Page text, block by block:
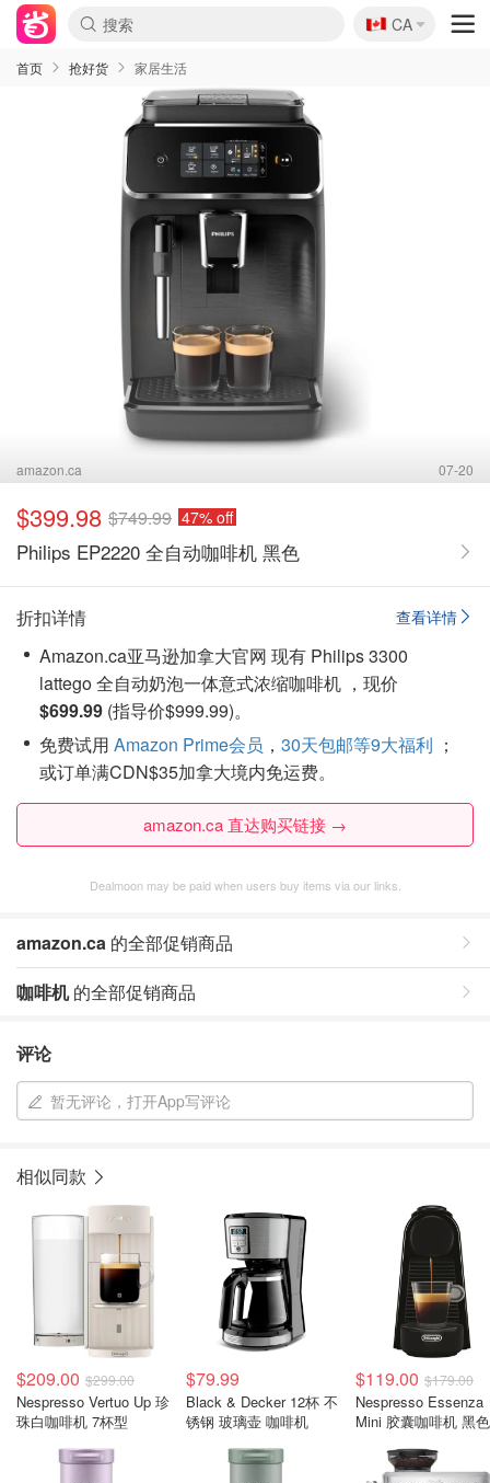
🇨🇦
CA
首页 抢好货 家居生活
amazon.ca 07-20
$399.98 $749.99 47% off
Philips EP2220 全自动咖啡机 黑色
查看详情
折扣详情
Amazon.ca亚马逊加拿大官网 现有 Philips 3300
lattego 全自动奶泡一体意式浓缩咖啡机 ，现价
$699.99 (指导价$999.99)。
免费试用 Amazon Prime会员 ， 30天包邮等9大福利 ；
或订单满CDN$35加拿大境内免运费。
amazon.ca 直达购买链接 →
Dealmoon may be paid when users buy items via our links.
amazon.ca 的全部促销商品
咖啡机的全部促销商品
评论
暂无评论，打开App写评论
相似同款
$209.00 $299.00
Nespresso Vertuo Up 珍
珠白咖啡机 7杯型
$79.99
Black & Decker 12杯 不
锈钢 玻璃壶 咖啡机
$119.00 $179.00
Nespresso Essenza
Mini 胶囊咖啡机 黑色